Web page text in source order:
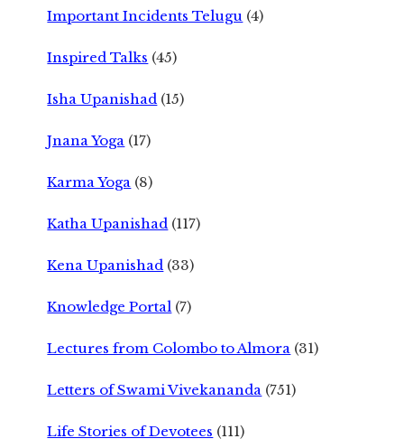
Important Incidents Telugu (4)
Inspired Talks (45)
Isha Upanishad (15)
Jnana Yoga (17)
Karma Yoga (8)
Katha Upanishad (117)
Kena Upanishad (33)
Knowledge Portal (7)
Lectures from Colombo to Almora (31)
Letters of Swami Vivekananda (751)
Life Stories of Devotees (111)